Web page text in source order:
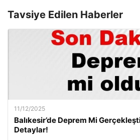
Tavsiye Edilen Haberler
11/12/2025
Balıkesir’de Deprem Mi
Detaylar!